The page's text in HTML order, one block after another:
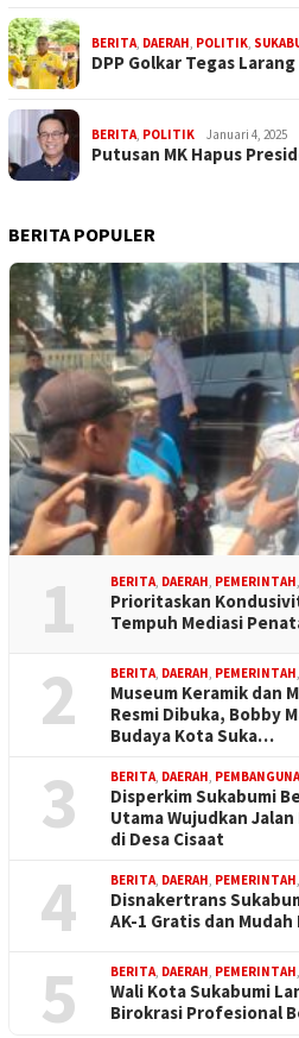
BERITA, DAERAH, POLITIK,
DPP Golkar Tegas
BERITA, POLITIK Januari 4, 2025
Putusan MK Hapus
BERITA POPULER
1 BERITA, DAERAH, PEMERINTAH,
Prioritaskan
Tempuh Mediasi
2 BERITA, DAERAH, PEMERINTAH,
Museum Keramik dan
Resmi Dibuka, Bobby
Budaya Kota Suka…
3 BERITA, DAERAH,
Disperkim Sukabumi
Utama Wujudkan
di Desa Cisaat
4 BERITA, DAERAH, PEMERINTAH,
Disnakertrans
AK-1 Gratis dan Mudah
5 BERITA, DAERAH, PEMERINTAH,
Wali Kota Sukabumi
Birokrasi Profesional